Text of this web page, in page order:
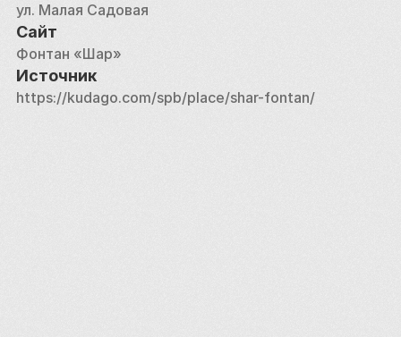
ул. Малая Садовая
Сайт
Фонтан «Шар»
Источник
https://kudago.com/spb/place/shar-fontan/